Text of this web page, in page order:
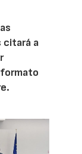
citará a